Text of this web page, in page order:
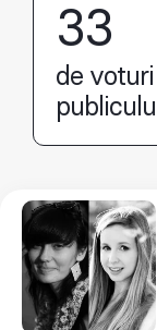
33
de